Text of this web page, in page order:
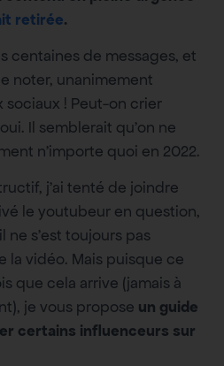
retirée.
centaines de messages, et
noter, unanimement
sociaux ! Peut-on crier
Il semblerait qu’on ne
n’importe quoi en 2022.
j’ai tenté de joindre
le youtubeur en question,
ne s’est toujours pas
la vidéo. Mais puisque ce
que cela arrive (jamais à
je vous propose un guide
certains influenceurs sur